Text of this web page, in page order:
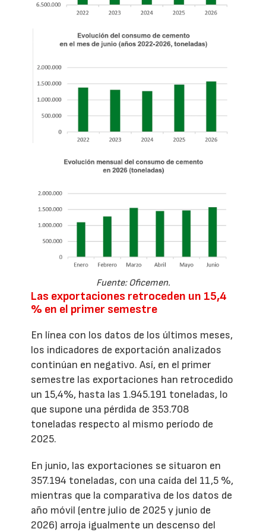
Fuente: Oficemen.
Las exportaciones retroceden un 15,4
% en el primer semestre
En línea con los datos de los últimos meses,
los indicadores de exportación analizados
continúan en negativo. Así, en el primer
semestre las exportaciones han retrocedido
un 15,4%, hasta las 1.945.191 toneladas, lo
que supone una pérdida de 353.708
toneladas respecto al mismo período de
2025.
En junio, las exportaciones se situaron en
357.194 toneladas, con una caída del 11,5 %,
mientras que la comparativa de los datos de
año móvil (entre julio de 2025 y junio de
2026) arroja igualmente un descenso del